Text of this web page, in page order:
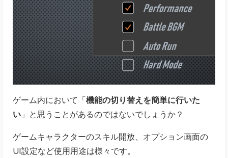
ゲーム内において「機能の切り替えを簡単に行いた
い 」と思うことがあるのではないでしょうか？
ゲームキャラクターのスキル開放、オプション画面の
UI設定など使用用途は様々です。